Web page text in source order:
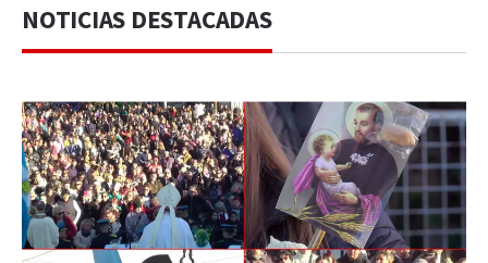
NOTICIAS DESTACADAS